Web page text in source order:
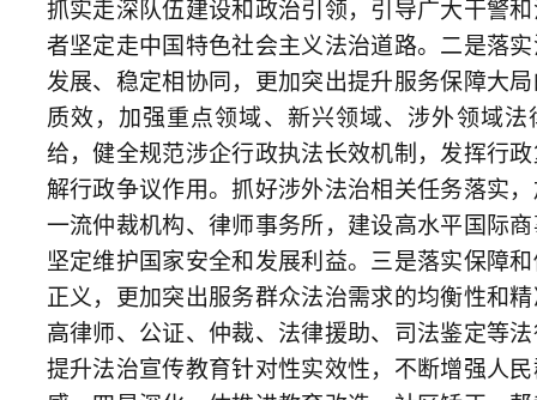
提升法治宣传教育针对性实效性，不断增强人民群众法治获得
感。四是深化一体推进教育改造、社区矫正、帮教衔接、纠纷
化解、法治宣传，更加突出维护社会安全稳定的系统性和协同
高效，强化统筹衔接、压实责任和信息共享，夯实司法所基层
基础建设，守牢安全稳定底线。五是持续扛牢全面从严管党治
警政治责任，巩固拓展深入贯彻中央八项规定精神学习教育成
果，树立和践行正确政绩观，切实增强责任心、大局观和执行
力，久久为功锻造忠诚干净担当的过硬司法行政队伍。
部领导出席。会议以电视电话会议形式召开，在司法部机
关设主会场，在各省（区、市）司法厅（局）和新疆生产建设
兵团司法局、监狱管理局设分会场。